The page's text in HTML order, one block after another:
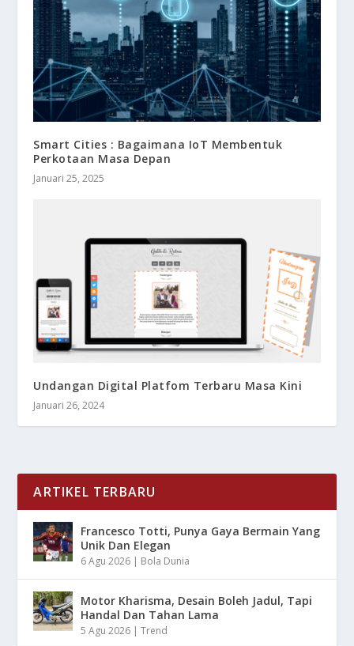
Smart Cities : Bagaimana IoT Membentuk
Perkotaan Masa Depan
Januari 25, 2025
Undangan Digital Platfom Terbaru Masa Kini
Januari 26, 2024
ARTIKEL TERBARU
Francesco Totti, Punya Gaya Bermain Yang
Unik Dan Elegan
6 Agu 2026 | Bola Dunia
Motor Kharisma, Desain Boleh Jadul, Tapi
Handal Dan Tahan Lama
5 Agu 2026 |Trend